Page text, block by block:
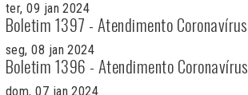
ter, 09 jan 2024
Boletim 1397 - Atendimento Coronavírus
seg, 08 jan 2024
Boletim 1396 - Atendimento Coronavírus
dom, 07 jan 2024